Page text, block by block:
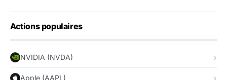
Actions populaires
NVIDIA (NVDA)
Apple (AAPL)